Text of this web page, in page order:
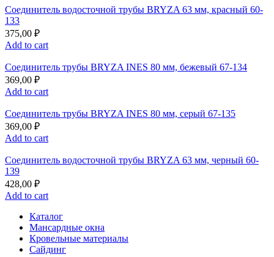
Соединитель водосточной трубы BRYZA 63 мм, краcный 60-
133
375,00 ₽
Add to cart
Соединитель трубы BRYZA INES 80 мм, бежевый 67-134
369,00 ₽
Add to cart
Соединитель трубы BRYZA INES 80 мм, серый 67-135
369,00 ₽
Add to cart
Соединитель водосточной трубы BRYZA 63 мм, черный 60-
139
428,00 ₽
Add to cart
Каталог
Мансардные окна
Кровельные материалы
Сайдинг